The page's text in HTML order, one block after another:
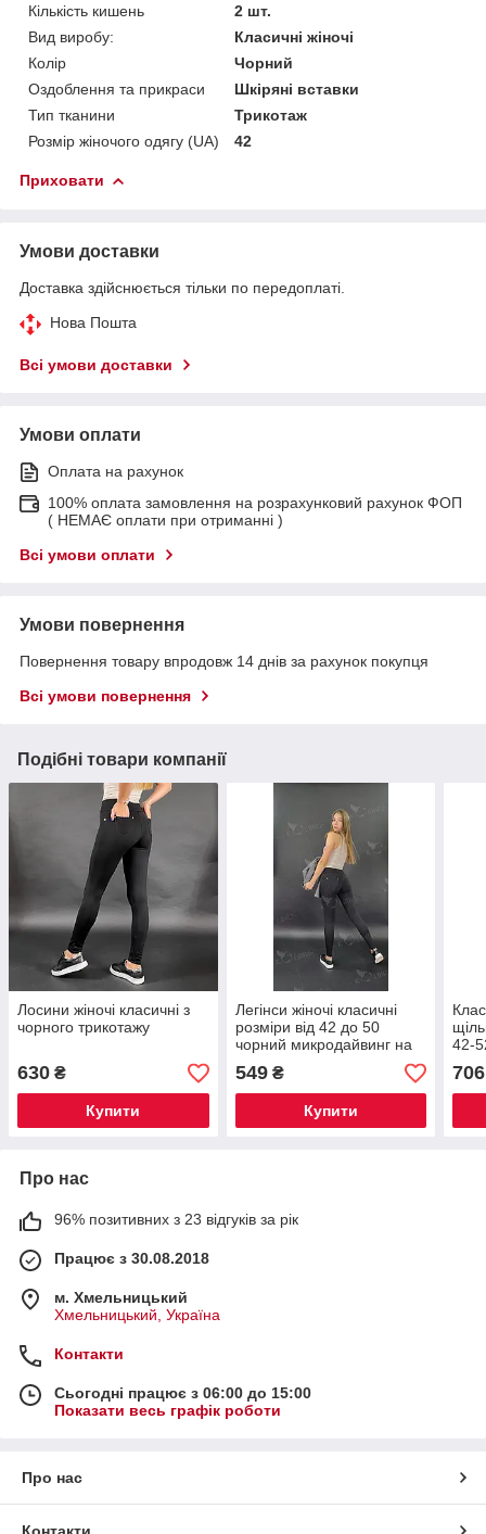
Кількість кишень
2 шт.
Вид виробу:
Класичні жіночі
Колір
Чорний
Оздоблення та прикраси
Шкіряні вставки
Тип тканини
Трикотаж
Розмір жіночого одягу (UA)
42
Приховати
Умови доставки
Доставка здійснюється тільки по передоплаті.
Нова Пошта
Всі умови доставки
Умови оплати
Оплата на рахунок
100% оплата замовлення на розрахунковий рахунок ФОП
( НЕМАЄ оплати при отриманні )
Всі умови оплати
Умови повернення
Повернення товару впродовж 14 днів за рахунок покупця
Всі умови повернення
Подібні товари компанії
Лосини жіночі класичні з
чорного трикотажу
630 ₴
Купити
Легінси жіночі класичні
розміри від 42 до 50
чорний микродайвинг на
флісі
549₴
Купити
42-
706
Про нас
96% позитивних з 23 відгуків за рік
Працює з 30.08.2018
м. Хмельницький
Хмельницький, Україна
Контакти
Сьогодні працює з 06:00 до 15:00
Показати весь графік роботи
Про нас